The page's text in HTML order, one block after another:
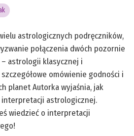
astrologicznych podręczników,
połączenia dwóch pozornie
astrologii klasycznej i
omówienie godności i
planet Autorka wyjaśnia, jak
astrologicznej.
wiedzieć o interpretacji